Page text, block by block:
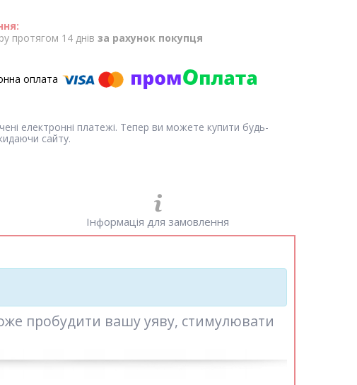
протягом 14 днів за рахунок покупця
електронні платежі. Тепер ви можете купити будь-
сайту.
Інформація для замовлення
пробудити вашу уяву, стимулювати